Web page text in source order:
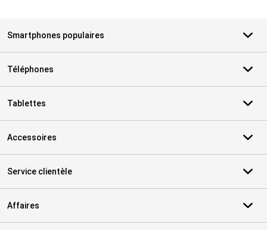
Smartphones populaires
Téléphones
Tablettes
Accessoires
Service clientèle
Affaires